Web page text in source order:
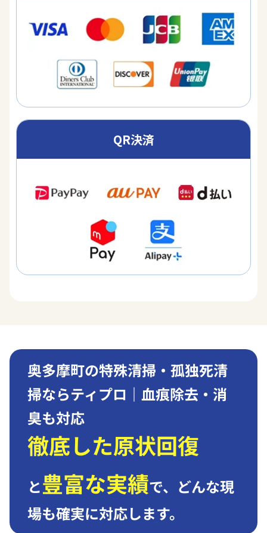
QR決済
奥多摩町の特殊清掃・孤独死清
掃ならティプロ｜血痕除去・消
臭も対応
徹底した原状回復
と豊富な実績で、 どんな現
場も確実に対応します。